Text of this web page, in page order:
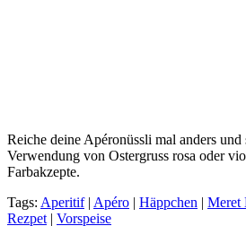
Reiche deine Apéronüssli mal anders und
Verwendung von Ostergruss rosa oder
Farbakzepte.
Tags: Aperitif| Apéro | Häppchen | Meret
Rezpet | Vorspeise